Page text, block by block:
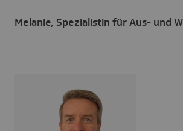
Melanie, Spezialistin für Aus- und